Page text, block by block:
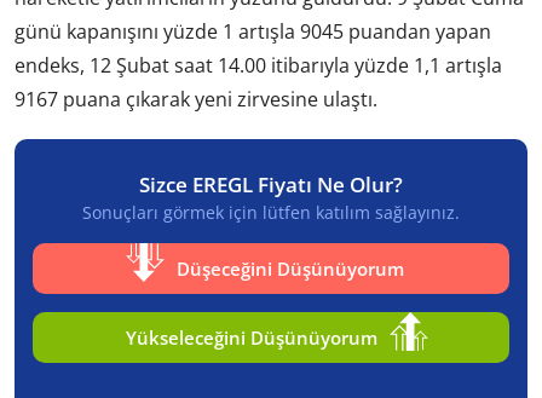
günü kapanışını yüzde 1 artışla 9045 puandan yapan
endeks, 12 Şubat saat 14.00 itibarıyla yüzde 1,1 artışla
9167 puana çıkarak yeni zirvesine ulaştı.
Sizce EREGL Fiyatı Ne Olur?
Sonuçları görmek için lütfen katılım sağlayınız.
Düşeceğini Düşünüyorum
Yükseleceğini Düşünüyorum